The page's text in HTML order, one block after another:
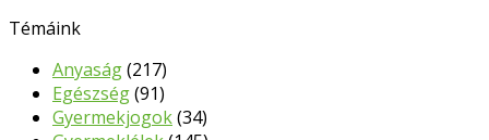
Témáink
Anyaság(217)
Egészség(91)
Gyermekjogok(34)